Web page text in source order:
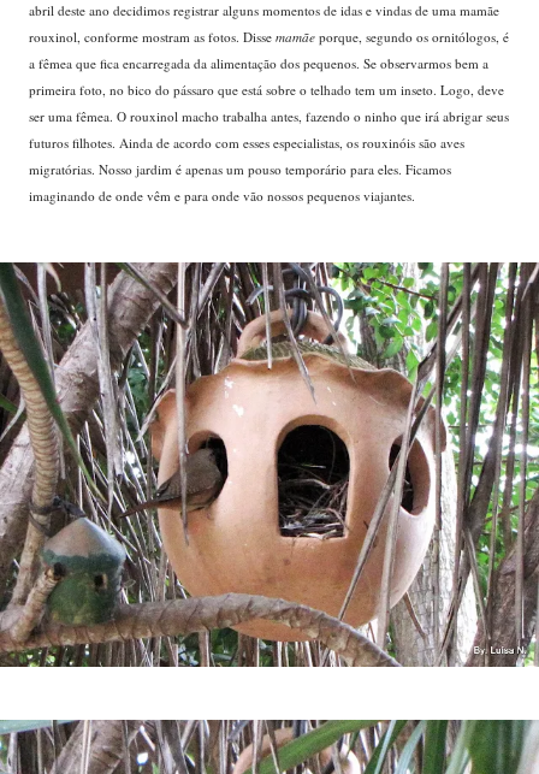
abril deste ano decidimos registrar alguns momentos de idas e vindas de uma mamãe
rouxinol, conforme mostram as fotos. Disse mamãe porque, segundo os ornitólogos, é
a fêmea que fica encarregada da alimentação dos pequenos. Se observarmos bem a
primeira foto, no bico do pássaro que está sobre o telhado tem um inseto. Logo, deve
ser uma fêmea. O rouxinol macho trabalha antes, fazendo o ninho que irá abrigar seus
futuros filhotes. Ainda de acordo com esses especialistas, os rouxinóis são aves
migratórias. Nosso jardim é apenas um pouso temporário para eles. Ficamos
imaginando de onde vêm e para onde vão nossos pequenos viajantes.